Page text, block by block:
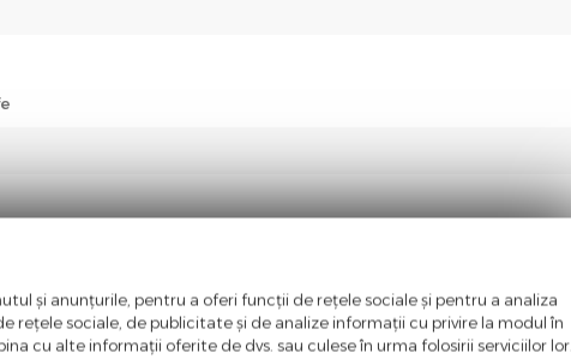
și anunțurile, pentru a oferi funcții de rețele sociale și pentru a analiza
rețele sociale, de publicitate și de analize informații cu privire la modul în
cu alte informații oferite de dvs. sau culese în urma folosirii serviciilor lor.